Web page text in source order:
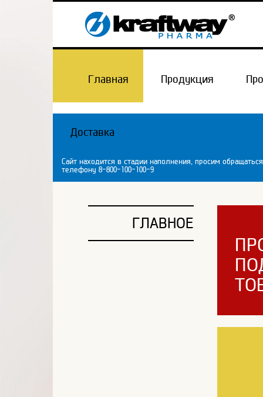
Главная Продукция
Доставка
Сайт находится в стадии наполнения, просим
телефону 8-800-100-100-9
ГЛАВНОЕ